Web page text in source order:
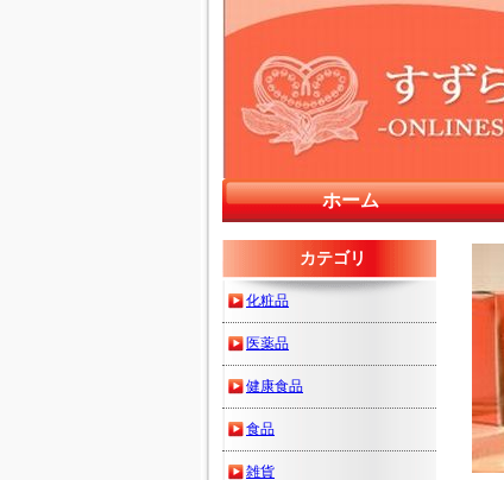
ホーム
カテゴリ
化粧品
医薬品
健康食品
食品
雑貨